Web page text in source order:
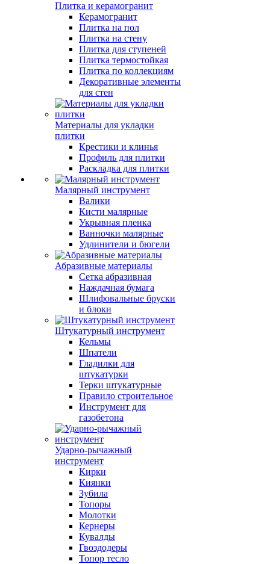
Плитка и керамогранит
Керамогранит
Плитка на пол
Плитка на стену
Плитка для ступеней
Плитка термостойкая
Плитка по коллекциям
Декоративные элементы
для стен
Материалы для укладки
плитки
Крестики и клинья
Профиль для плитки
Раскладка для плитки
Малярный инструмент
Валики
Кисти малярные
Укрывная пленка
Ванночки малярные
Удлинители и бюгели
Абразивные материалы
Сетка абразивная
Наждачная бумага
Шлифовальные бруски
и блоки
Штукатурный инструмент
Кельмы
Шпатели
Гладилки для
штукатурки
Терки штукатурные
Правило строительное
Инструмент для
газобетона
Ударно-рычажный
инструмент
Кирки
Киянки
Зубила
Топоры
Молотки
Кернеры
Кувалды
Гвоздодеры
Топор тесло